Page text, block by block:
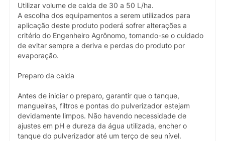
Utilizar volume de calda de 30 a 50 L/ha.
A escolha dos equipamentos a serem utilizados para
aplicação deste produto poderá sofrer alterações a
critério do Engenheiro Agrônomo, tomando-se o cuidado
de evitar sempre a deriva e perdas do produto por
evaporação.
Preparo da calda
Antes de iniciar o preparo, garantir que o tanque,
mangueiras, filtros e pontas do pulverizador estejam
devidamente limpos. Não havendo necessidade de
ajustes em pH e dureza da água utilizada, encher o
tanque do pulverizador até um terço de seu nível.